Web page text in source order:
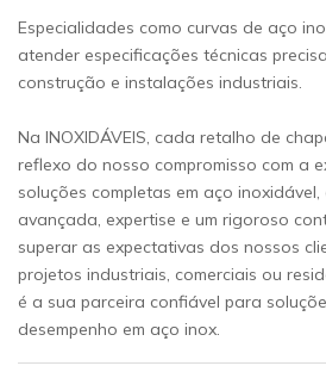
Especialidades como curvas de aço
atender especificações técnicas
construção e instalações industriais.
Na INOXIDÁVEIS, cada retalho de
reflexo do nosso compromisso com a
soluções completas em aço
avançada, expertise e um rigoroso
superar as expectativas dos nossos
projetos industriais, comerciais ou
é a sua parceira confiável para
desempenho em aço inox.